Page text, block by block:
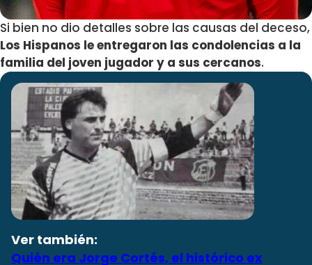
Si bien no dio detalles sobre las causas del deceso,
Los Hispanos le entregaron las condolencias a la
familia del joven jugador y a sus cercanos.
Ver también:
Quién era Jorge Cortés, el histórico ex